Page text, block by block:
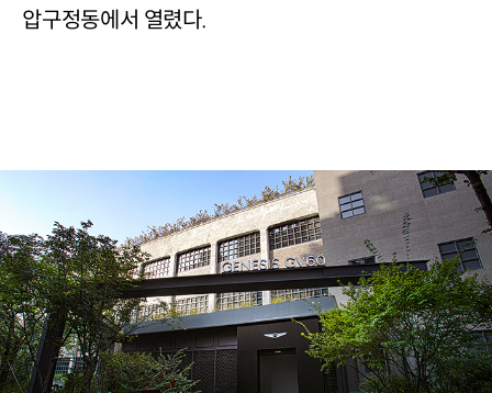
압구정동에서 열렸다.